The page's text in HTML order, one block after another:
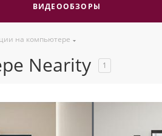
ВИДЕООБЗОРЫ
на компьютере
Nearity 1